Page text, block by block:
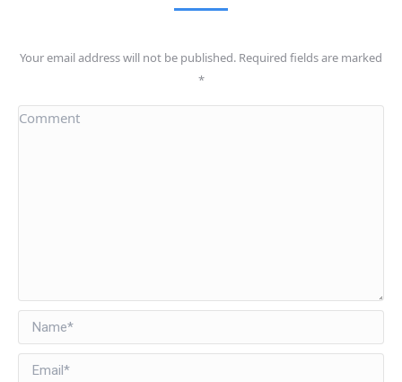
Your email address will not be published. Required fields are marked
*
Comment
Name *
Email *